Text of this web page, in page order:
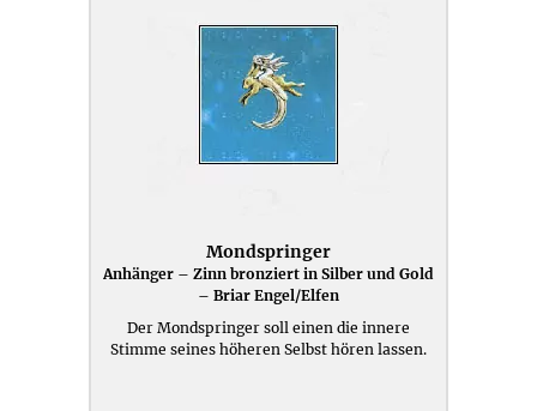
Mondspringer
Anhänger – Zinn bronziert in Silber und Gold
– Briar Engel/Elfen
Der Mondspringer soll einen die innere
Stimme seines höheren Selbst hören lassen.